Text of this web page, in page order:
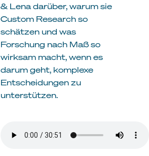
& Lena darüber, warum sie
Custom Research so
schätzen und was
Forschung nach Maß so
wirksam macht, wenn es
darum geht, komplexe
Entscheidungen zu
unterstützen.